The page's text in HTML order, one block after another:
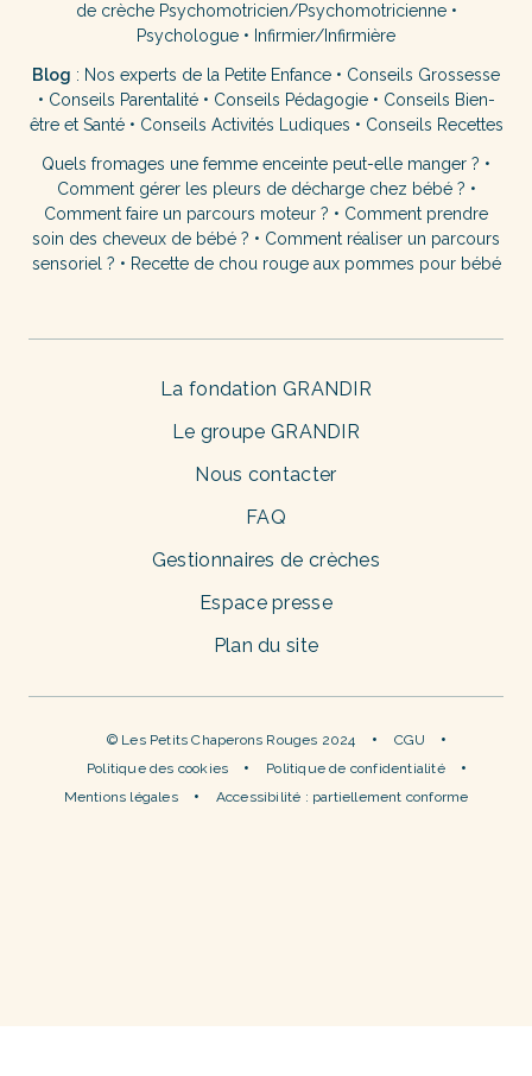
de crèche Psychomotricien/Psychomotricienne•
Psychologue • Infirmier/Infirmière
Blog : Nos experts de la Petite Enfance • Conseils Grossesse
• Conseils Parentalité• Conseils Pédagogie• Conseils Bien-
être et Santé• Conseils Activités Ludiques • Conseils Recettes
Quels fromages une femme enceinte peut-elle manger ? •
Comment gérer les pleurs de décharge chez bébé ? •
Comment faire un parcours moteur ? • Comment prendre
soin des cheveux de bébé ? • Comment réaliser un parcours
sensoriel ? • Recette de chou rouge aux pommes pour bébé
La fondation GRANDIR
Le groupe GRANDIR
Nous contacter
FAQ
Gestionnaires de crèches
Espace presse
Plan du site
© Les Petits Chaperons Rouges 2024
CGU
Politique des cookies
Politique de confidentialité
Mentions légales
Accessibilité : partiellement conforme